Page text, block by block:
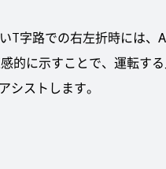
T字路での右左折時には、
的に示すことで、運転す
ストします。